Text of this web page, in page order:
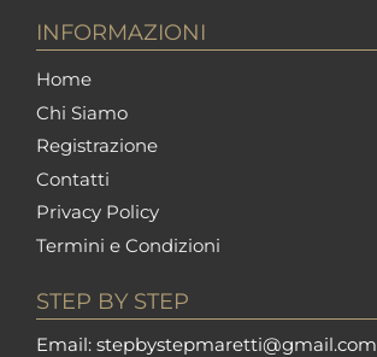
INFORMAZIONI
Home
Chi Siamo
Registrazione
Contatti
Privacy Policy
Termini e Condizioni
STEP BY STEP
Email: stepbystepmaretti@gmail.com